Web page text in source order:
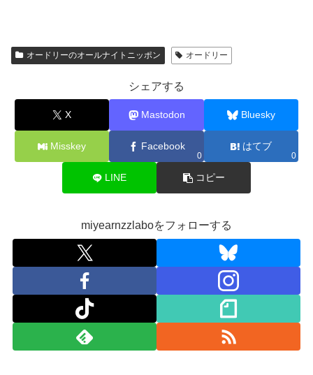
オードリーのオールナイトニッポン オードリー
シェアする
X Mastodon Bluesky
Misskey Facebook
0
はてブ
0
LINE コピー
miyearnzzlaboをフォローする